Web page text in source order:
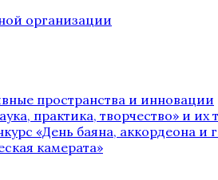
организации
пространства и инновации
практика, творчество» и их
«День баяна, аккордеона и
камерата»